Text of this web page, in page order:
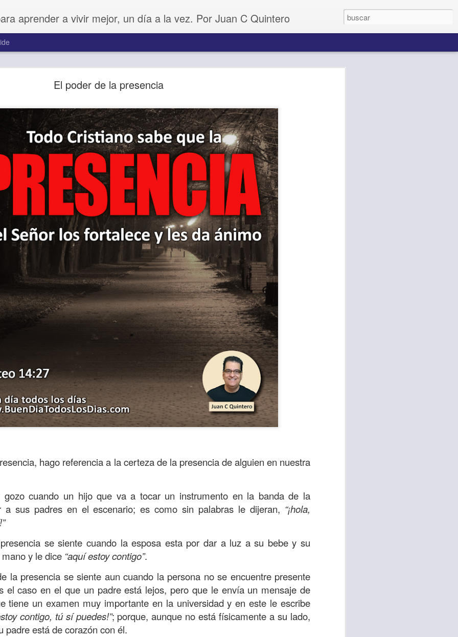
El poder de la presencia
hago referencia a la certeza de la presencia de alguien en nuestra
gozo cuando un hijo que va a tocar un instrumento en la banda de la
a sus padres en el escenario; es como sin palabras le dijeran, “¡hola,
se siente cuando la esposa esta por dar a luz a su bebe y su
y le dice “aquí estoy contigo”.
la presencia se siente aun cuando la persona no se encuentre presente
el caso en el que un padre está lejos, pero que le envía un mensaje de
tiene un examen muy importante en la universidad y en este le escribe
contigo, tú sí puedes!”; porque, aunque no está físicamente a su lado,
padre está de corazón con él.
aprender a vivir mejor, un día a la vez. Por Juan C Quintero
Buenos Samaritanos
años pareciera que el común de las personas estuviesen cada vez más
mirando y actuando solamente para ellas mismas y cada vez
sirviendo a los demás.
por la necesidad ajena se fuera desvaneciendo, lo que contribuye
la parábola del Buen Samaritano; esta comienza con un diálogo que
un“intérprete de la ley”, quien lo cuestiona sobre quién es el prójimo,
hombre dicho que lo que hay que hacer para heredar la vida eterna era
escrito, y dijo: “Amarás al Señor tu Dios con todo tu corazón, y con toda tu
fuerzas, y con toda tu mente; y a tu prójimo como a ti mismo”. (Lucas
cuestionó a Jesús sobre el prójimo, el Señor le contó una parábola y
estado de su corazón se pusiera en evidencia. La verdad es que esta
amemos y que seamos respuesta para las personas que están
preguntas que surgen son:¿has pasado por delante de alguien en
has detenido a ayudar?; ¿conoces a alguien que está pasando por